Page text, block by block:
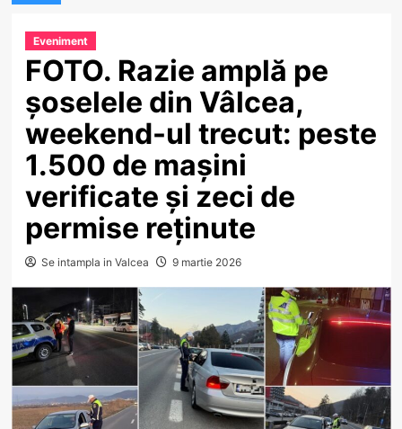
Eveniment
FOTO. Razie amplă pe
șoselele din Vâlcea,
weekend-ul trecut: peste
1.500 de mașini
verificate și zeci de
permise reținute
Se intampla in Valcea 9 martie 2026